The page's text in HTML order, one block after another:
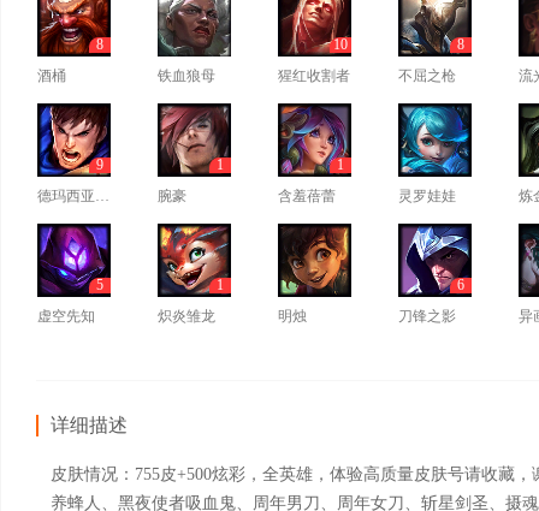
酒桶
8
铁血狼母
猩红收割者
10
不屈之枪
8
流
德玛西亚之力
9
腕豪
1
含羞蓓蕾
1
灵罗娃娃
炼
虚空先知
5
炽炎雏龙
1
明烛
刀锋之影
6
异
详细描述
皮肤情况：755皮+500炫彩，全英雄，体验高质量皮肤号请收藏
养蜂人、黑夜使者吸血鬼、周年男刀、周年女刀、斩星剑圣、摄